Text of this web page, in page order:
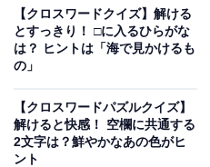
【クロスワードクイズ】解ける
とすっきり！ □に入るひらがな
は？ ヒントは「海で見かけるも
の」
【クロスワードパズルクイズ】
解けると快感！ 空欄に共通する
2文字は？鮮やかなあの色がヒ
ント